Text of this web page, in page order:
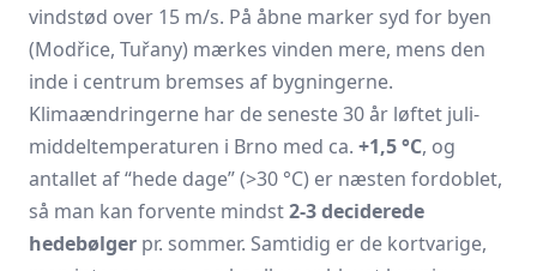
vindstød over 15 m/s. På åbne marker syd for byen
(Modřice, Tuřany) mærkes vinden mere, mens den
inde i centrum bremses af bygningerne.
Klimaændringerne har de seneste 30 år løftet juli-
middeltemperaturen i Brno med ca. +1,5 °C, og
antallet af “hede dage” (>30 °C) er næsten fordoblet,
så man kan forvente mindst2-3 deciderede
hedebølger pr. sommer. Samtidig er de kortvarige,